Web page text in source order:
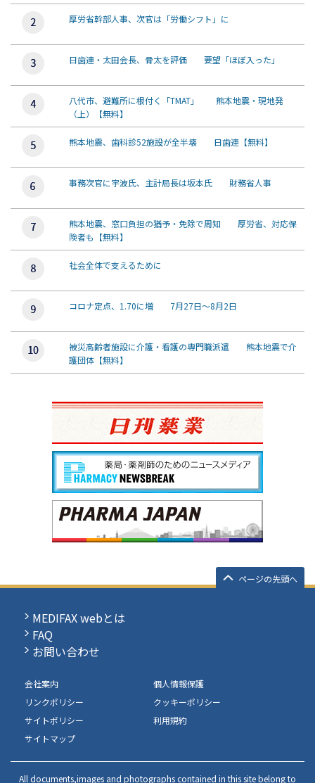
厚労省幹部人事、次官は「労働シフト」に
日歯連・太田会長、骨太を評価 要望「ほぼ入った」
八代市、避難所に根付く「TMAT」 熊本地震・現地発
（上）【無料】
熊本地震、歯科診52施設が全半壊 日歯連【無料】
事務次官に宇波氏、主計局長は坂本氏 財務省人事
熊本地震、窓口負担の猶予・免除で周知 厚労省、対応保
険者も【無料】
社会全体で支えるために
コロナ定点、1.70に増 7月27日～8月2日
被災高齢者施設に介護・看護の専門職派遣 熊本地震で介
護団体【無料】
ページの先頭へ
MEDIFAX webとは
FAQ
お問い合わせ
会社案内
個人情報保護
リンクポリシー
クッキーポリシー
サイトポリシー
利用規約
サイトマップ
All documents,images and photographs contained in this site belong to